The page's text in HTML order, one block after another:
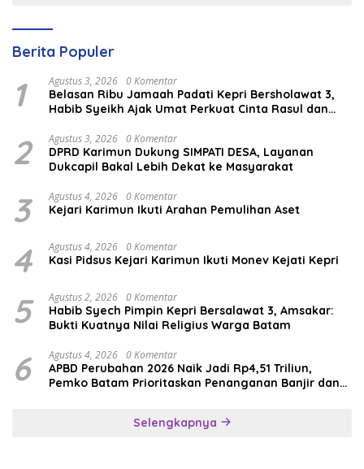
Berita Populer
1 Agustus 3, 2026 0 Komentar
Belasan Ribu Jamaah Padati Kepri Bersholawat 3,
Habib Syeikh Ajak Umat Perkuat Cinta Rasul dan
2 Agustus 3, 2026 0 Komentar
DPRD Karimun Dukung SIMPATI DESA, Layanan
Dukcapil Bakal Lebih Dekat ke Masyarakat
3 Agustus 4, 2026 0 Komentar
Kejari Karimun Ikuti Arahan Pemulihan Aset
4 Agustus 4, 2026 0 Komentar
Kasi Pidsus Kejari Karimun Ikuti Monev Kejati Kepri
5 Agustus 2, 2026 0 Komentar
Habib Syech Pimpin Kepri Bersalawat 3, Amsakar:
Bukti Kuatnya Nilai Religius Warga Batam
6 Agustus 4, 2026 0 Komentar
APBD Perubahan 2026 Naik Jadi Rp4,51 Triliun,
Pemko Batam Prioritaskan Penanganan Banjir dan
Selengkapnya